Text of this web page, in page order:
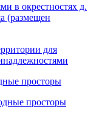
в окрестностях д.
(размещен
для
просторы
просторы